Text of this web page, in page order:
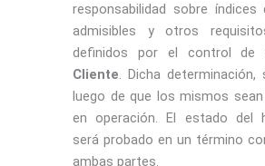
responsabilidad sobre índices
admisibles y otros
definidos por el control de
Cliente. Dicha determinación,
luego de que los mismos
en operación. El estado del
será probado en un término
ambas partes.